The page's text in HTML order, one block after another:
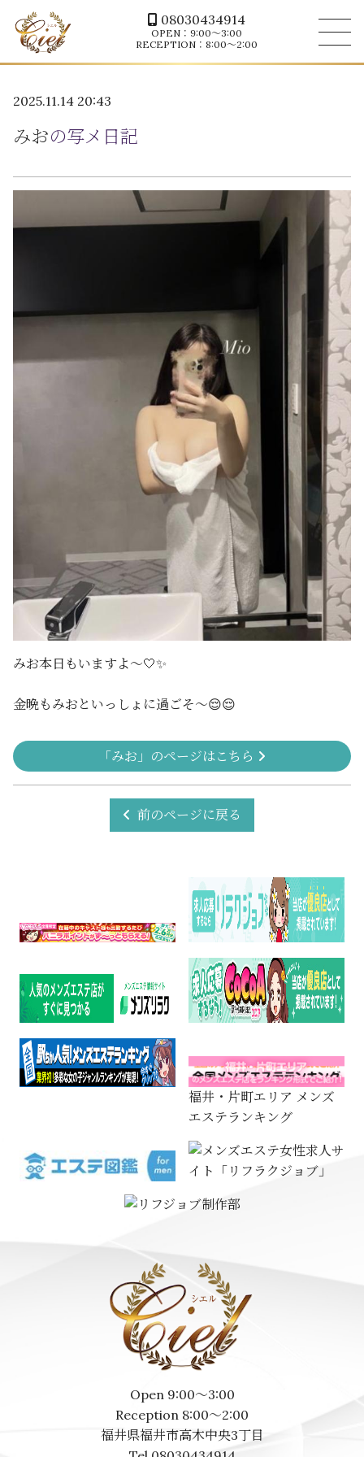
08030434914
OPEN：9:00～3:00
RECEPTION：8:00～2:00
2025.11.14 20:43
みおの写メ日記
みお本日もいますよ〜🤍✨
金晩もみおといっしょに過ごそ〜😌😌
「みお」のページはこちら
前のページに戻る
福井・片町エリア メンズ
エステランキング
Open 9:00～3:00
Reception 8:00～2:00
福井県福井市高木中央3丁目